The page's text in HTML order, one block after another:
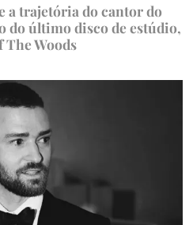
a trajetória do cantor do
do último disco de estúdio,
The Woods